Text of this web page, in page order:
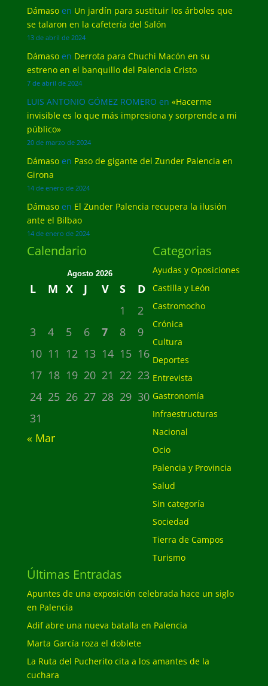
Dámasoen Un jardín para sustituir los árboles que
se talaron en la cafetería del Salón
13 de abril de 2024
Dámasoen Derrota para Chuchi Macón en su
estreno en el banquillo del Palencia Cristo
7 de abril de 2024
LUIS ANTONIO GÓMEZ ROMERO en «Hacerme
invisible es lo que más impresiona y sorprende a mi
público»
20 de marzo de 2024
Dámasoen Paso de gigante del Zunder Palencia en
Girona
14 de enero de 2024
Dámasoen El Zunder Palencia recupera la ilusión
ante el Bilbao
14 de enero de 2024
Calendario
Agosto 2026
L M X J V S
D
1
2
3
4 5 6 7 8
9
10 11 12 13 14 15 16
17 18 19 20 21 22 23
24 25 26 27 28 29 30
31
« Mar
Categorias
Ayudas y Oposiciones
Castilla y León
Castromocho
Crónica
Cultura
Deportes
Entrevista
Gastronomía
Infraestructuras
Nacional
Ocio
Palencia y Provincia
Salud
Sin categoría
Sociedad
Tierra de Campos
Turismo
Últimas Entradas
Apuntes de una exposición celebrada hace un siglo
en Palencia
Adif abre una nueva batalla en Palencia
Marta García roza el doblete
La Ruta del Pucherito cita a los amantes de la
cuchara